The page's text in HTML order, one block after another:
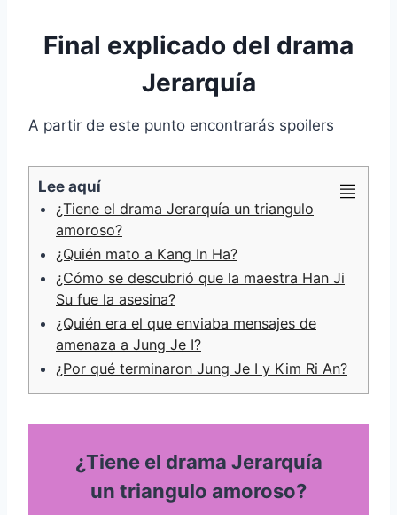
Final explicado del drama
Jerarquía
A partir de este punto encontrarás spoilers
Lee aquí
¿Tiene el drama Jerarquía un triangulo
amoroso?
¿Quién mato a Kang In Ha?
¿Cómo se descubrió que la maestra Han Ji
Su fue la asesina?
¿Quién era el que enviaba mensajes de
amenaza a Jung Je I?
¿Por qué terminaron Jung Je I y Kim Ri An?
¿Tiene el drama Jerarquía
un triangulo amoroso?